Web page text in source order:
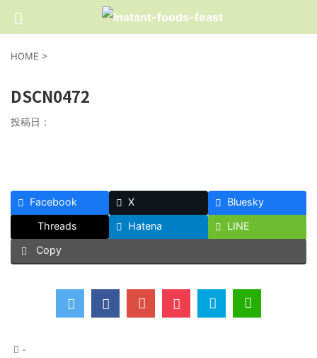
HOME >
DSCN0472
投稿日：
Facebook X
Bluesky
Threads
Hatena
LINE
Copy
-